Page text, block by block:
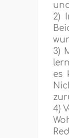
2)
3)
es
4)